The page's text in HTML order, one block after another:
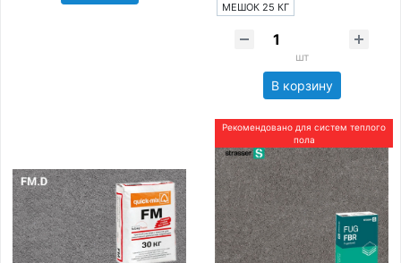
МЕШОК 25 КГ
шт
В корзину
Рекомендовано для систем теплого
пола